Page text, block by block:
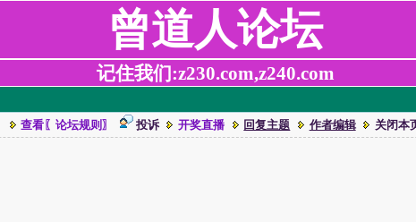
曾道人论坛
记住我们:z230.com,z240.com
查看〖论坛规则〗 投诉 开奖直播 回复主题 作者编辑 关闭本